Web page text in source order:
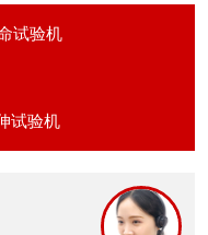
试验机
试验机